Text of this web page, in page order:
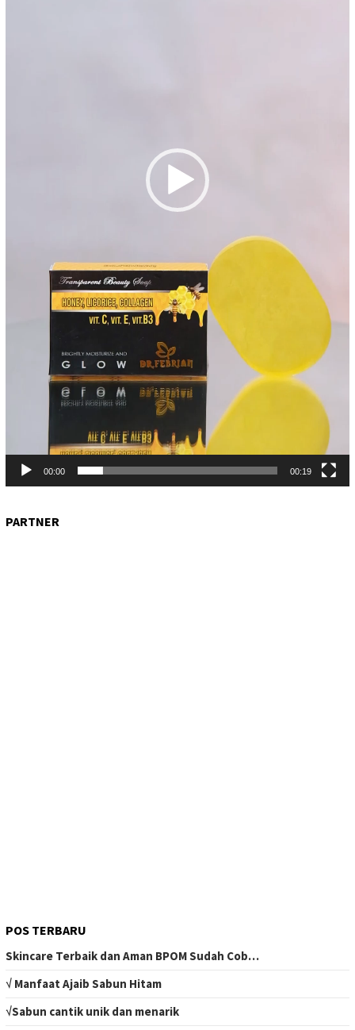
00:00 00:19
PARTNER
POS TERBARU
Skincare Terbaik dan Aman BPOM Sudah Cob…
√ Manfaat Ajaib Sabun Hitam
√Sabun cantik unik dan menarik